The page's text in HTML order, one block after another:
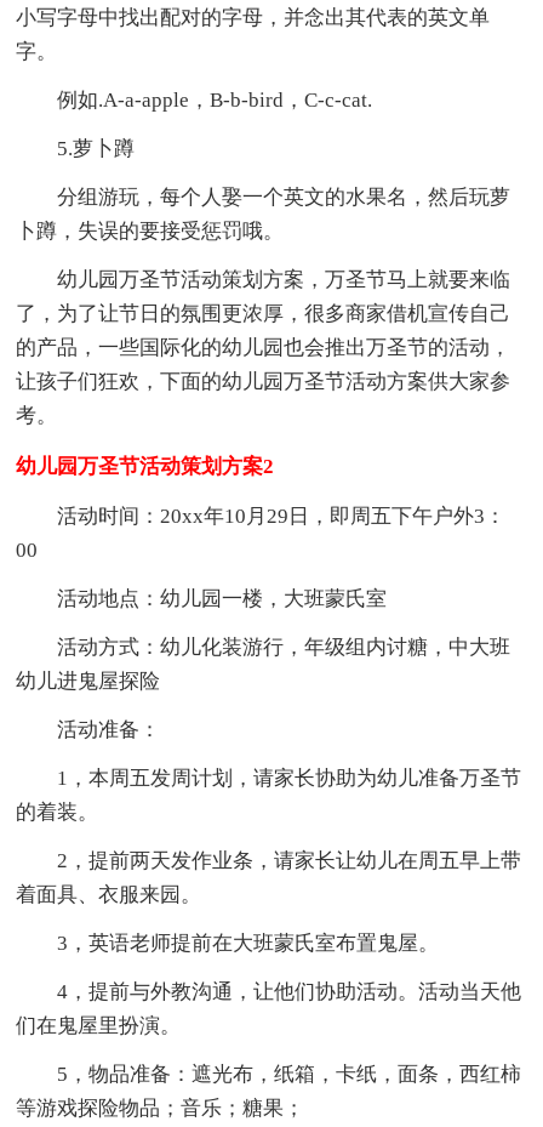
小写字母中找出配对的字母，并念出其代表的英文单
字。
例如.A-a-apple，B-b-bird，C-c-cat.
5.萝卜蹲
分组游玩，每个人娶一个英文的水果名，然后玩萝
卜蹲，失误的要接受惩罚哦。
幼儿园万圣节活动策划方案，万圣节马上就要来临
了，为了让节日的氛围更浓厚，很多商家借机宣传自己
的产品，一些国际化的幼儿园也会推出万圣节的活动，
让孩子们狂欢，下面的幼儿园万圣节活动方案供大家参
考。
幼儿园万圣节活动策划方案2
活动时间：20xx年10月29日，即周五下午户外3：
00
活动地点：幼儿园一楼，大班蒙氏室
活动方式：幼儿化装游行，年级组内讨糖，中大班
幼儿进鬼屋探险
活动准备：
1，本周五发周计划，请家长协助为幼儿准备万圣节
的着装。
2，提前两天发作业条，请家长让幼儿在周五早上带
着面具、衣服来园。
3，英语老师提前在大班蒙氏室布置鬼屋。
4，提前与外教沟通，让他们协助活动。活动当天他
们在鬼屋里扮演。
5，物品准备：遮光布，纸箱，卡纸，面条，西红柿
等游戏探险物品；音乐；糖果；